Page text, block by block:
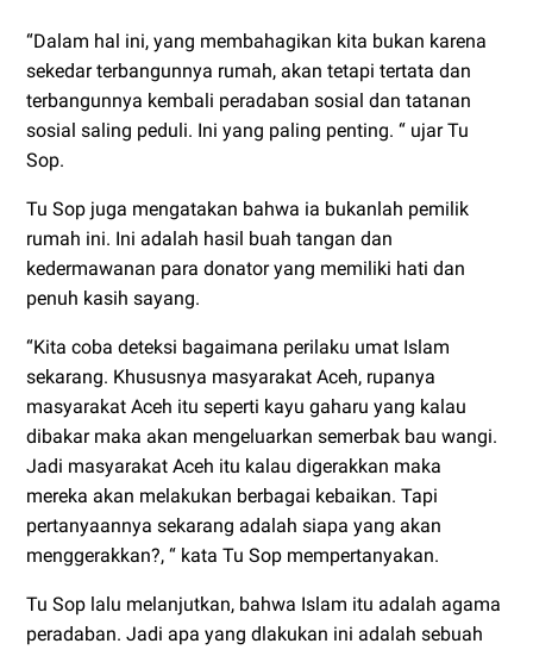
“Dalam hal ini, yang membahagikan kita bukan karena
sekedar terbangunnya rumah, akan tetapi tertata dan
terbangunnya kembali peradaban sosial dan tatanan
sosial saling peduli. Ini yang paling penting. “ ujar Tu
Sop.
Tu Sop juga mengatakan bahwa ia bukanlah pemilik
rumah ini. Ini adalah hasil buah tangan dan
kedermawanan para donator yang memiliki hati dan
penuh kasih sayang.
“Kita coba deteksi bagaimana perilaku umat Islam
sekarang. Khususnya masyarakat Aceh, rupanya
masyarakat Aceh itu seperti kayu gaharu yang kalau
dibakar maka akan mengeluarkan semerbak bau wangi.
Jadi masyarakat Aceh itu kalau digerakkan maka
mereka akan melakukan berbagai kebaikan. Tapi
pertanyaannya sekarang adalah siapa yang akan
menggerakkan?, “ kata Tu Sop mempertanyakan.
Tu Sop lalu melanjutkan, bahwa Islam itu adalah agama
peradaban. Jadi apa yang dlakukan ini adalah sebuah